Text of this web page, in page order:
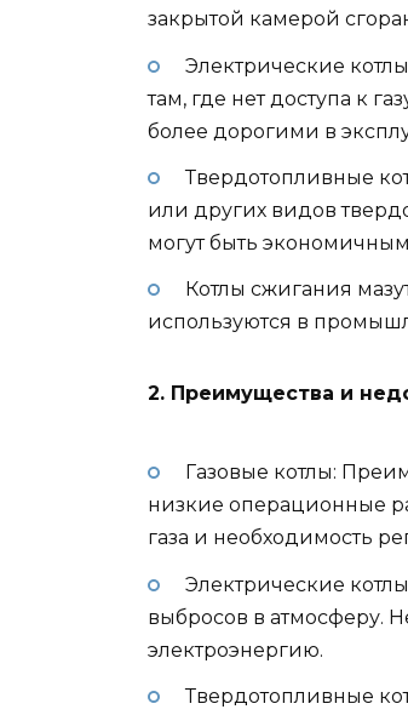
закрытой камерой
Электрические
там, где нет доступа к
более дорогими в
Твердотопливные
или других видов
могут быть
Котлы сжигания
используются в
2. Преимущества и
Газовые котлы:
низкие операционные
газа и необходимость
Электрические
выбросов в атмосферу.
электроэнергию.
Твердотопливные